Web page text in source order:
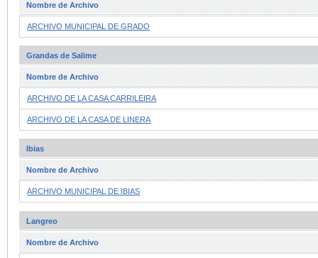
Nombre de Archivo
ARCHIVO MUNICIPAL DE GRADO
Grandas de Salime
Nombre de Archivo
ARCHIVO DE LA CASA CARRILEIRA
ARCHIVO DE LA CASA DE LINERA
Ibias
Nombre de Archivo
ARCHIVO MUNICIPAL DE IBIAS
Langreo
Nombre de Archivo